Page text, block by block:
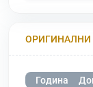
ОРИГИНАЛНИ
Година